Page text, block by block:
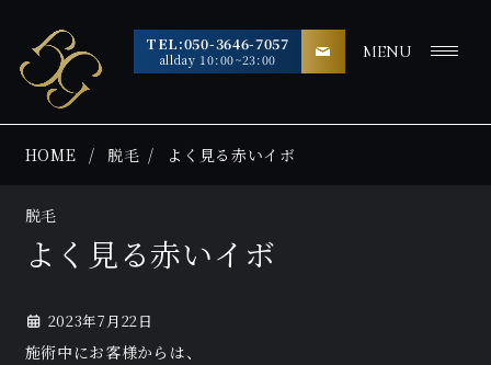
TEL:050-3646-7057
allday 10:00~23:00 MENU
HOME 脱毛 よく見る赤いイボ
脱毛
よく見る赤いイボ
2023年7月22日
施術中にお客様からは、